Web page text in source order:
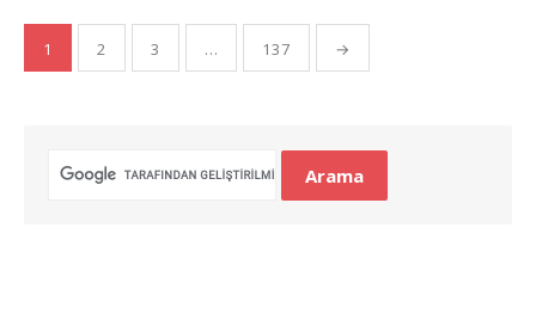
Yazı
gezinmesi
1 2 3 … 137 →